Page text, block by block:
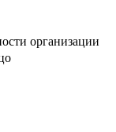
организации